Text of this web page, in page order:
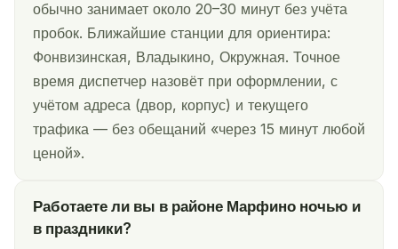
обычно занимает около 20–30 минут без учёта
пробок. Ближайшие станции для ориентира:
Фонвизинская, Владыкино, Окружная. Точное
время диспетчер назовёт при оформлении, с
учётом адреса (двор, корпус) и текущего
трафика — без обещаний «через 15 минут любой
ценой».
Работаете ли вы в районе Марфино ночью и
в праздники?